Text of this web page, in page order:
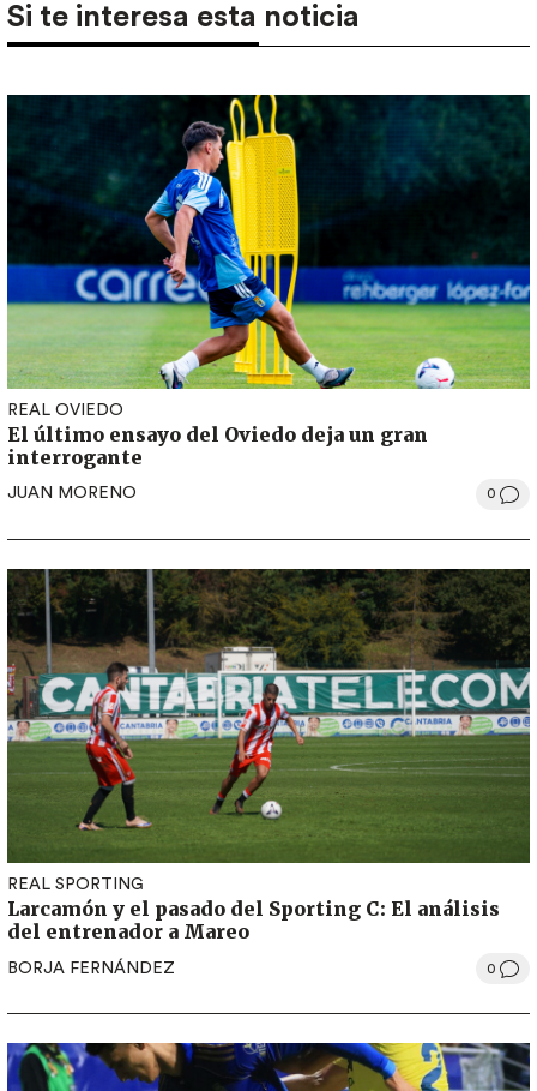
Si te interesa esta noticia
REAL OVIEDO
El último ensayo del Oviedo deja un gran
interrogante
JUAN MORENO 0
REAL SPORTING
Larcamón y el pasado del Sporting C: El análisis
del entrenador a Mareo
BORJA FERNÁNDEZ 0